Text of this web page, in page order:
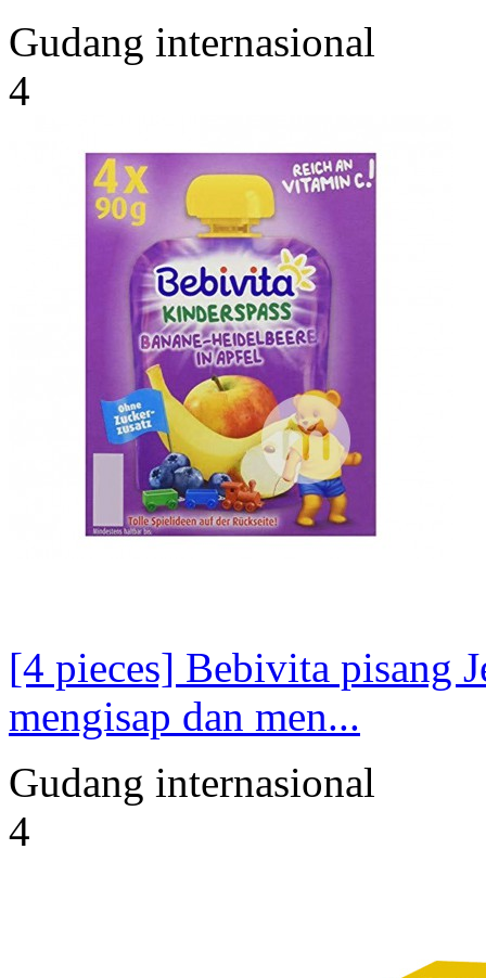
Gudang internasional
4
[4 pieces] Bebivita pisang
mengisap dan men...
Gudang internasional
4